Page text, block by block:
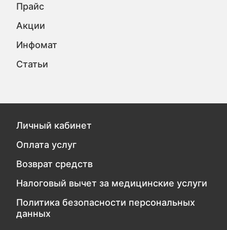
Прайс
Акции
Инфомат
Статьи
Личный кабинет
Оплата услуг
Возврат средств
Налоговый вычет за медицинские услуги
Политика безопасности персональных
данных